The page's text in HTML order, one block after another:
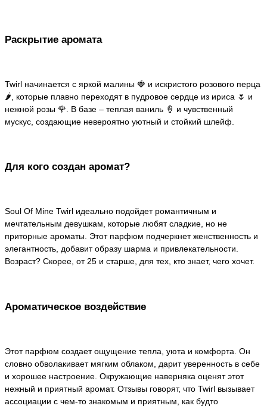
Раскрытие аромата
Twirl начинается с яркой малины 🍓 и искристого розового перца
🌶️, которые плавно переходят в пудровое сердце из ириса 🌷 и
нежной розы 🌹. В базе – теплая ваниль 🍦 и чувственный
мускус, создающие невероятно уютный и стойкий шлейф.
Для кого создан аромат?
Soul Of Mine Twirl идеально подойдет романтичным и
мечтательным девушкам, которые любят сладкие, но не
приторные ароматы. Этот парфюм подчеркнет женственность и
элегантность, добавит образу шарма и привлекательности.
Возраст? Скорее, от 25 и старше, для тех, кто знает, чего хочет.
Ароматическое воздействие
Этот парфюм создает ощущение тепла, уюта и комфорта. Он
словно обволакивает мягким облаком, дарит уверенность в себе
и хорошее настроение. Окружающие наверняка оценят этот
нежный и приятный аромат. Отзывы говорят, что Twirl вызывает
ассоциации с чем-то знакомым и приятным, как будто